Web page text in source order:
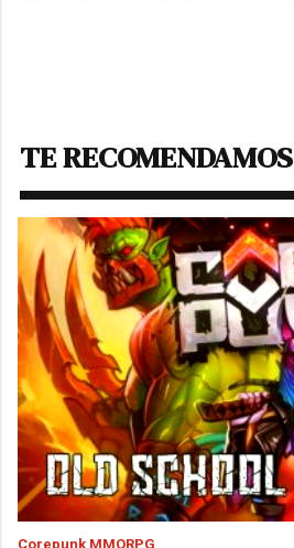
TE RECOMENDAMOS
Corepunk MMORPG